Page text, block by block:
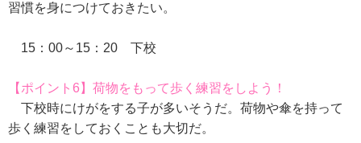
習慣を身につけておきたい。
15：00～15：20 下校
【ポイント6】荷物をもって歩く練習をしよう！
下校時にけがをする子が多いそうだ。荷物や傘を持って
歩く練習をしておくことも大切だ。